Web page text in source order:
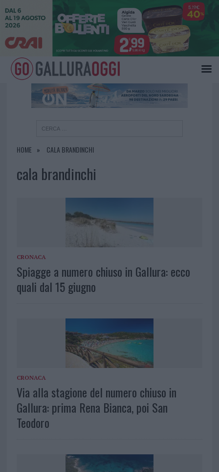
HOME CALA BRANDINCHI
cala brandinchi
CRONACA
Spiagge a numero chiuso in Gallura: ecco
quali dal 15 giugno
CRONACA
Via alla stagione del numero chiuso in
Gallura: prima Rena Bianca, poi San
Teodoro
×